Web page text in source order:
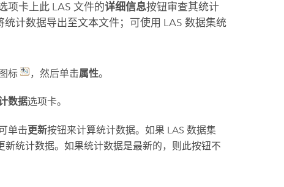
项卡上此 LAS 文件的详细信息按钮审查其统计
统计数据导出至文本文件；可使用 LAS 数据集统
标 ，然后单击属性。
数据选项卡。
单击更新按钮来计算统计数据。如果 LAS 数据集
新统计数据。如果统计数据是最新的，则此按钮不